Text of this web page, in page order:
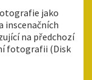
jako
inscenačních
na předchozí
fotografii (Disk